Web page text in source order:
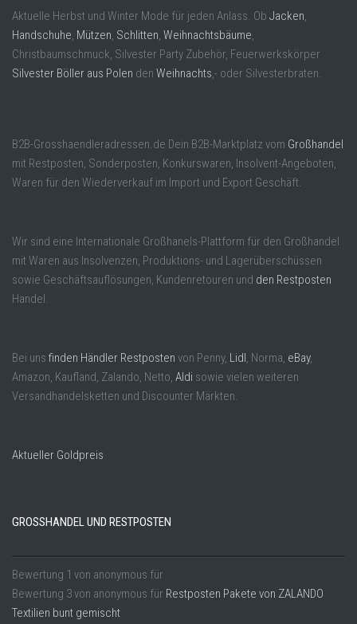
Aktuelle Herbst und Winter Mode für jeden Anlass. Ob Jacken,
Handschuhe, Mützen, Schlitten, Weihnachtsbäume,
Christbaumschmuck, Silvester Party Zubehör, Feuerwerkskörper
Silvester Böller aus Polen den Weihnachts,- oder Silvesterbraten.
B2B-Grosshaendleradressen.de Dein B2B-Marktplatz vom Großhandel
mit Restposten, Sonderposten, Konkurswaren, Insolvent-Angeboten,
Waren für den Wiederverkauf im Import und Export Geschäft.
Wir sind eine Internationale Großhanels-Plattform für den Großhandel
mit Waren aus Insolvenzen, Produktions- und Lagerüberschüssen
sowie Geschäftsauflösungen, Kundenretouren und den Restposten
Handel.
Bei uns finden Händler Restposten von Penny, Lidl , Norma, eBay,
Amazon, Kaufland, Zalando, Netto, Aldi sowie vielen weiteren
Versandhandelsketten und Discounter Märkten.
Aktueller Goldpreis
GROSSHANDEL UND RESTPOSTEN
Bewertung 1 von anonymous für
Bewertung 3von anonymous für Restposten Pakete von ZALANDO
Textilien bunt gemischt